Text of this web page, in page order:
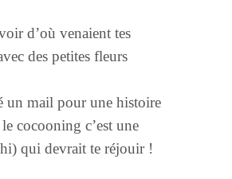
d’où venaient tes
des petites fleurs
un mail pour une histoire
cocooning c’est une
qui devrait te réjouir !